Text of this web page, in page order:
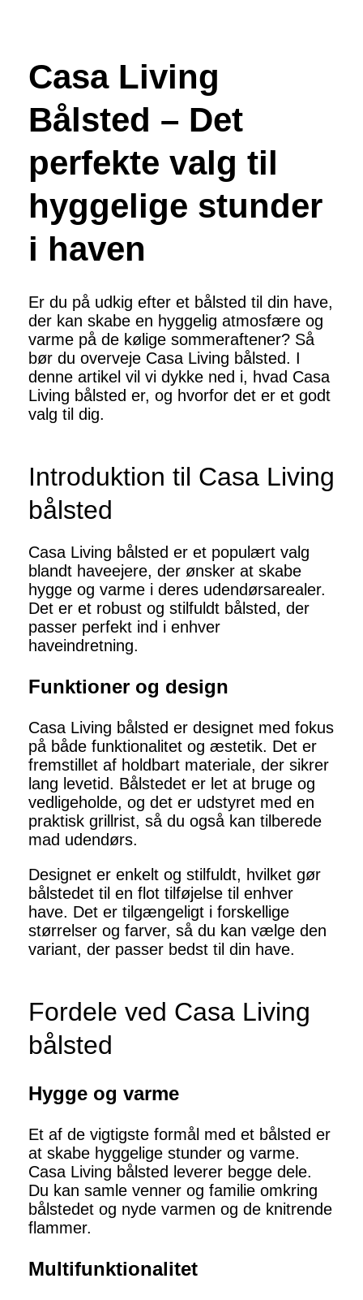
Casa Living
Bålsted – Det
perfekte valg til
hyggelige stunder
i haven
Er du på udkig efter et bålsted til din have,
der kan skabe en hyggelig atmosfære og
varme på de kølige sommeraftener? Så
bør du overveje Casa Living bålsted. I
denne artikel vil vi dykke ned i, hvad Casa
Living bålsted er, og hvorfor det er et godt
valg til dig.
Introduktion til Casa Living
bålsted
Casa Living bålsted er et populært valg
blandt haveejere, der ønsker at skabe
hygge og varme i deres udendørsarealer.
Det er et robust og stilfuldt bålsted, der
passer perfekt ind i enhver
haveindretning.
Funktioner og design
Casa Living bålsted er designet med fokus
på både funktionalitet og æstetik. Det er
fremstillet af holdbart materiale, der sikrer
lang levetid. Bålstedet er let at bruge og
vedligeholde, og det er udstyret med en
praktisk grillrist, så du også kan tilberede
mad udendørs.
Designet er enkelt og stilfuldt, hvilket gør
bålstedet til en flot tilføjelse til enhver
have. Det er tilgængeligt i forskellige
størrelser og farver, så du kan vælge den
variant, der passer bedst til din have.
Fordele ved Casa Living
bålsted
Hygge og varme
Et af de vigtigste formål med et bålsted er
at skabe hyggelige stunder og varme.
Casa Living bålsted leverer begge dele.
Du kan samle venner og familie omkring
bålstedet og nyde varmen og de knitrende
flammer.
Multifunktionalitet